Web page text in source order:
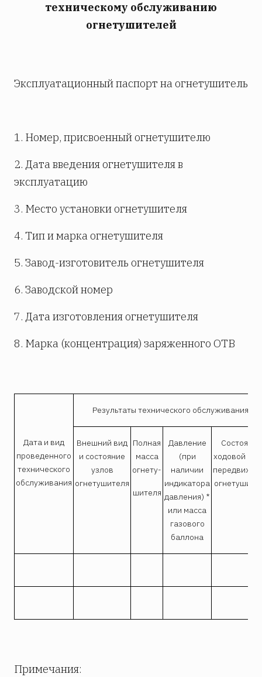
техническому обслуживанию
огнетушителей
Эксплуатационный паспорт на огнетушитель
1. Номер, присвоенный огнетушителю
2. Дата введения огнетушителя в
эксплуатацию
3. Место установки огнетушителя
4. Тип и марка огнетушителя
5. Завод-изготовитель огнетушителя
6. Заводской номер
7. Дата изготовления огнетушителя
8. Марка (концентрация) заряженного ОТВ
Результаты технического обслуживания
Дата и вид
проведенного
технического
обслуживания
Внешний вид
и состояние
узлов
огнетушителя
Полная
масса
огнету-
шителя
Давление
(при
наличии
индикатора
давления) *
или масса
газового
баллона
Состояние
ходовой
Примечания: